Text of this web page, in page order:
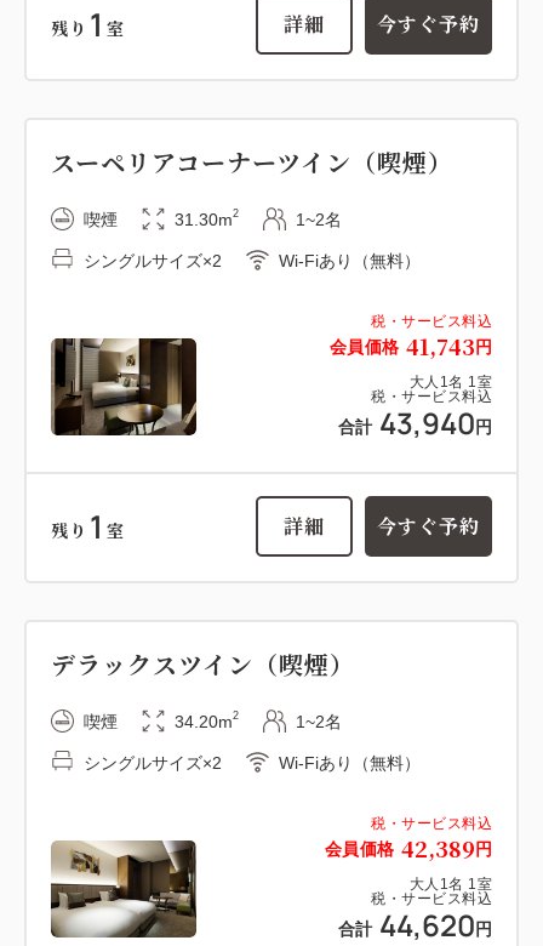
残り 1 室 詳細 今すぐ予約
税・サービス料込
会員価格 41,743 円
大人 1 名 1 室
税・サービス料込
合計 43,940 円
スーペリアコーナーツイン（喫煙）
喫煙 31.30m2 1~2名
シングルサイズ×2 Wi-Fiあり（無料）
残り 1 室 詳細 今すぐ予約
税・サービス料込
会員価格 42,389 円
大人 1 名 1 室
税・サービス料込
合計 44,620 円
デラックスツイン（喫煙）
喫煙 34.20m2 1~2名
シングルサイズ×2 Wi-Fiあり（無料）